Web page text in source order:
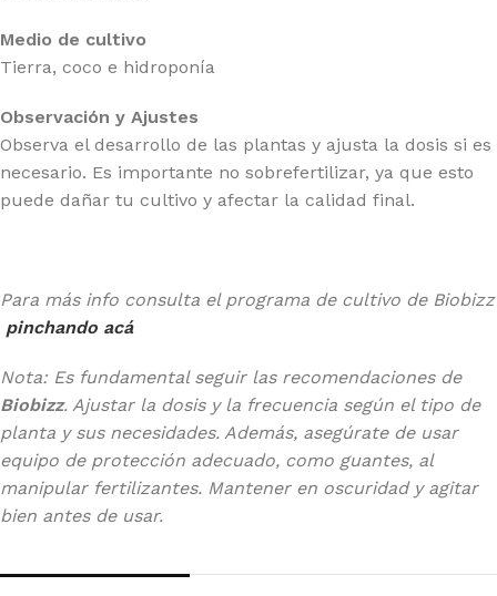
Medio de cultivo
Tierra, coco e hidroponía
Observación y Ajustes
Observa el desarrollo de las plantas y ajusta la dosis si es
necesario. Es importante no sobrefertilizar, ya que esto
puede dañar tu cultivo y afectar la calidad final.
Para más info consulta el programa de cultivo de Biobizz
pinchando acá
Nota: Es fundamental seguir las recomendaciones de
Biobizz. Ajustar la dosis y la frecuencia según el tipo de
planta y sus necesidades. Además, asegúrate de usar
equipo de protección adecuado, como guantes, al
manipular fertilizantes. Mantener en oscuridad y agitar
bien antes de usar.